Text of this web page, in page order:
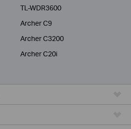
TL-WDR3600
Archer C9
Archer C3200
Archer C20i